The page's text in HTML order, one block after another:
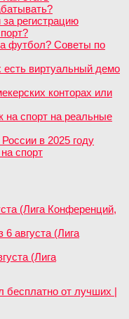
регистрацию
футбол? Советы по
есть виртуальный демо
конторах или
на спорт на реальные
в 2025 году
спорт
(Лига Конференций,
августа (Лига
(Лига